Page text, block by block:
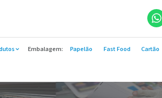
Produtos Embalagem: Papelão Fast Food